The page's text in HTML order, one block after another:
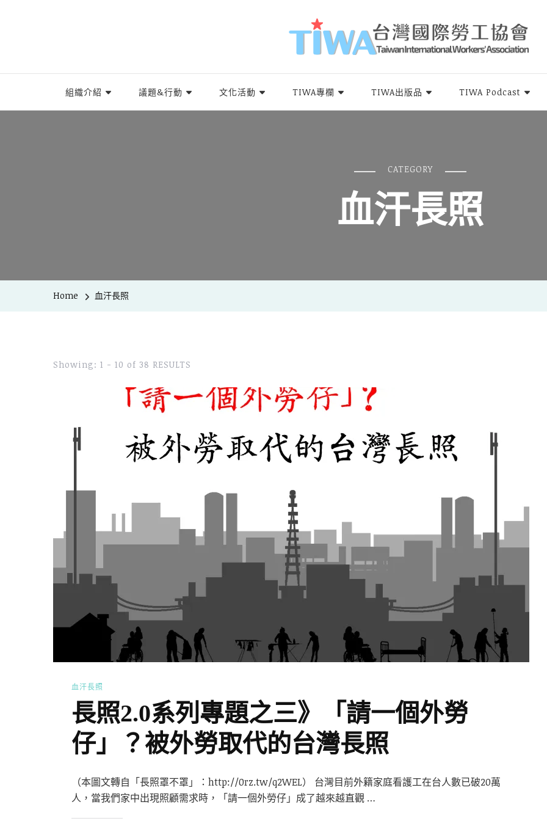
組織介紹 議題&行動 文化活動 TIWA專欄 TIWA出版品 TIWA Podcast
CATEGORY
血汗長照
Home 血汗長照
Showing: 1 - 10 of 38 RESULTS
血汗長照
長照2.0系列專題之三》「請一個外勞
仔」？被外勞取代的台灣長照
（本圖文轉自「長照罩不罩」：http://0rz.tw/q2WEL） 台灣目前外籍家庭看護工在台人數已破20萬
人，當我們家中出現照顧需求時，「請一個外勞仔」成了越來越直觀 …